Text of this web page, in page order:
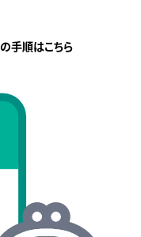
手順はこちら